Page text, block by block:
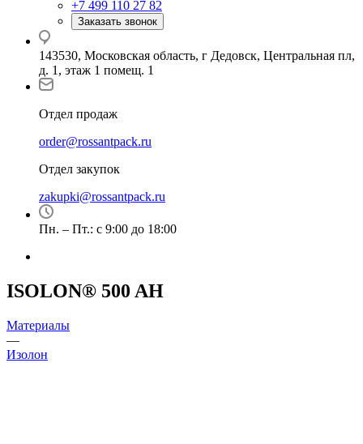
+7 499 110 27 82
Заказать звонок
143530, Московская область, г Дедовск, Центральная пл,
д. 1, этаж 1 помещ. 1
Отдел продаж
order@rossantpack.ru
Отдел закупок
zakupki@rossantpack.ru
Пн. – Пт.: с 9:00 до 18:00
ISOLON® 500 AH
Материалы
—
Изолон